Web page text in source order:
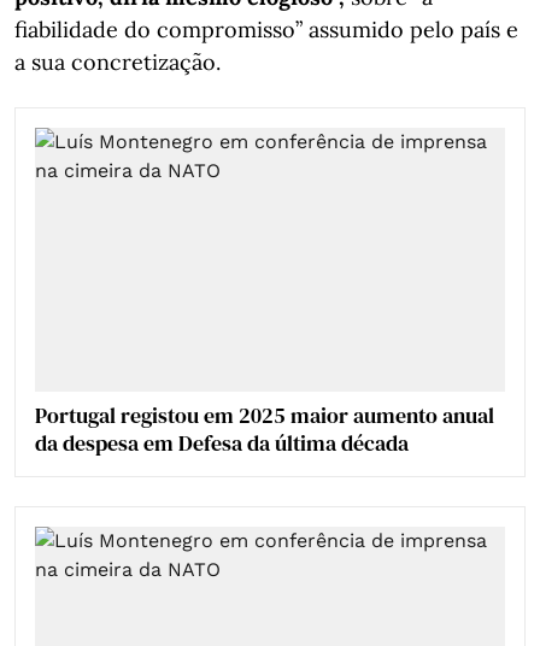
fiabilidade do compromisso” assumido pelo país e
a sua concretização.
Portugal registou em 2025 maior aumento anual
da despesa em Defesa da última década